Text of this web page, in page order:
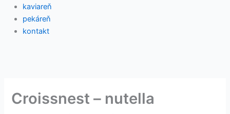
kaviareň
pekáreň
kontakt
Croissnest – nutella